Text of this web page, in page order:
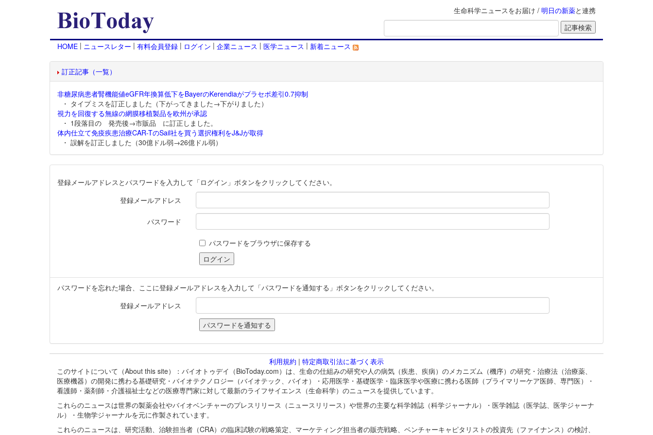
生命科学ニュースをお届け / 明日の新薬と連携
HOME | ニュースレター | 有料会員登録 | ログイン | 企業ニュース | 医学ニュース | 新着ニュース
訂正記事（一覧）
非糖尿病患者腎機能値eGFR年換算低下をBayerのKerendiaがプラセボ差引0.7抑制
・ タイプミスを訂正しました（下がってきました→下がりました）
視力を回復する無線の網膜移植製品を欧州が承認
・ 1段落目の 発売後→市販品 に訂正しました。
体内仕立て免疫疾患治療CAR-TのSail社を買う選択権利をJ&Jが取得
・ 誤解を訂正しました（30億ドル弱→26億ドル弱）
登録メールアドレスとパスワードを入力して「ログイン」ボタンをクリックしてください。
登録メールアドレス
パスワード
パスワードをブラウザに保存する
パスワードを忘れた場合、ここに登録メールアドレスを入力して「パスワードを通知する」ボタンをクリックしてください。
登録メールアドレス
利用規約 | 特定商取引法に基づく表示
このサイトについて（About this site）：バイオトゥデイ（BioToday.com）は、生命の仕組みの研究や人の病気（疾患、疾病）のメカニズム（機序）の研究・治療法（治療薬、
医療機器）の開発に携わる基礎研究・バイオテクノロジー（バイオテック、バイオ）・応用医学・基礎医学・臨床医学や医療に携わる医師（プライマリーケア医師、専門医）・
看護師・薬剤師・介護福祉士などの医療専門家に対して最新のライフサイエンス（生命科学）のニュースを提供しています。
これらのニュースは世界の製薬会社やバイオベンチャーのプレスリリース（ニュースリリース）や世界の主要な科学雑誌（科学ジャーナル）・医学雑誌（医学誌、医学ジャーナ
ル）・生物学ジャーナルを元に作製されています。
これらのニュースは、研究活動、治験担当者（CRA）の臨床試験の戦略策定、マーケティング担当者の販売戦略、ベンチャーキャピタリストの投資先（ファイナンス）の検討、